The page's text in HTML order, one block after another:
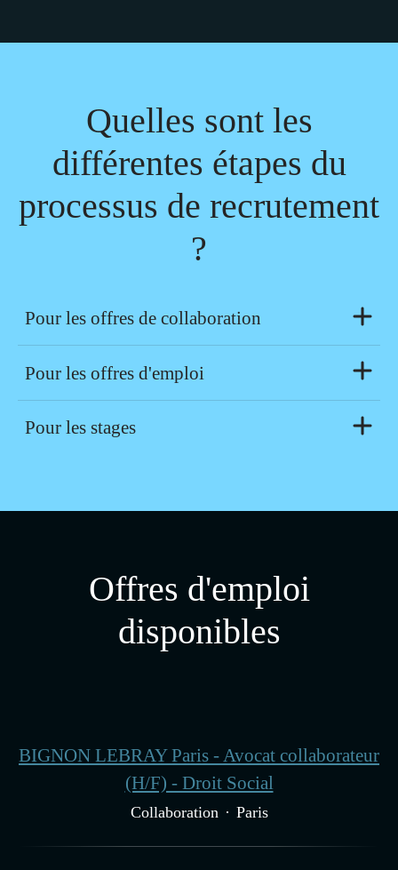
Quelles sont les
différentes étapes du
processus de recrutement
?
Pour les offres de collaboration
Pour les offres d'emploi
Pour les stages
Offres d'emploi
disponibles
BIGNON LEBRAY Paris - Avocat collaborateur
(H/F) - Droit Social
Collaboration · Paris